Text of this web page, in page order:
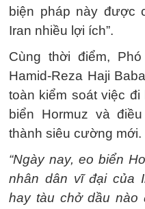
biện pháp này được
Iran nhiều lợi ích”.
Cùng thời điểm,
Hamid-Reza Haji
toàn kiểm soát việc
biển Hormuz và
thành siêu cường mới.
“Ngày nay, eo biển
nhân dân vĩ đại của
hay tàu chở dầu nào